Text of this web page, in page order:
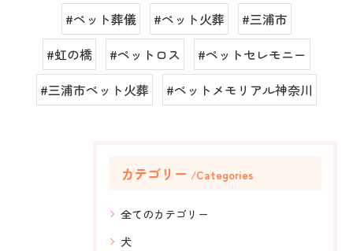
#ペット葬儀 #ペット火葬
#三浦市
#虹の橋
#ペットロス
#ペットセレモニー
#三浦市ペット火葬
#ペットメモリアル神奈川
カテゴリー Categories
全てのカテゴリー
犬